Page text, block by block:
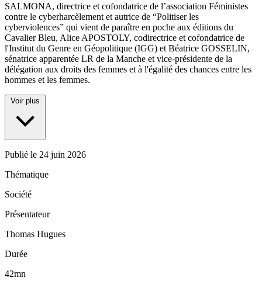
SALMONA, directrice et cofondatrice de l’association Féministes
contre le cyberharcèlement et autrice de “Politiser les
cyberviolences” qui vient de paraître en poche aux éditions du
Cavalier Bleu, Alice APOSTOLY, codirectrice et cofondatrice de
l'Institut du Genre en Géopolitique (IGG) et Béatrice GOSSELIN,
sénatrice apparentée LR de la Manche et vice-présidente de la
délégation aux droits des femmes et à l'égalité des chances entre les
hommes et les femmes.
Voir plus
Publié le 24 juin 2026
Thématique
Société
Présentateur
Thomas Hugues
Durée
42mn